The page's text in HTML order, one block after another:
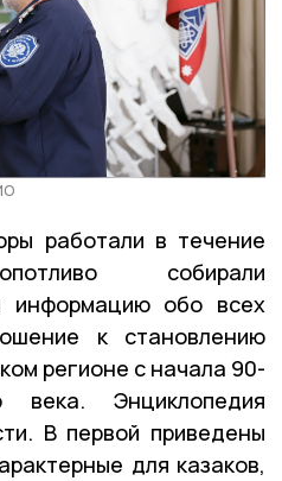
работали в течение
собирали
информацию обо всех
к становлению
регионе с начала 90-
Энциклопедия
В первой приведены
для казаков,